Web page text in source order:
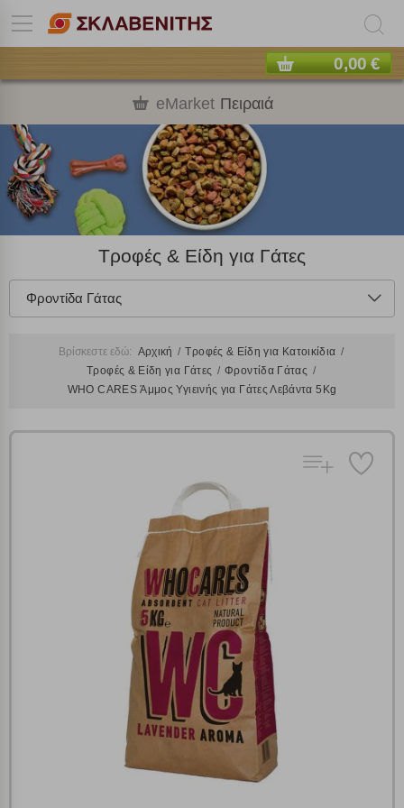
0,00 €
eMarket Πειραιά
Τροφές & Είδη για Γάτες
Φροντίδα Γάτας
Βρίσκεστε εδώ: Αρχική
Τροφές & Είδη για Κατοικίδια
Τροφές & Είδη για Γάτες
Φροντίδα Γάτας
WHO CARES Άμμος Υγιεινής για Γάτες Λεβάντα 5Kg
Πολλαπλή αναζήτηση
Χρησιμοποιήστε τη για πιο γρήγορη αναζήτηση
Γράψτε τα προϊόντα που επιθυμείτε, με κόμμα ανάμεσά
τους, και κάντε κλικ στο κουμπί "Αναζήτηση". Θα
εμφανιστούν αποτελέσματα από όλες τις Κατηγορίες και
για κάθε προϊόν.
Ρυθμίσεις Cookies
Κατά την απλή περιήγηση ή/και χρήση του ιστότοπου συλλέγουμε